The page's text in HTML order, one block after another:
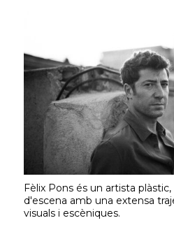
Fèlix Pons és un artista
d'escena amb una extensa
visuals i escèniques.